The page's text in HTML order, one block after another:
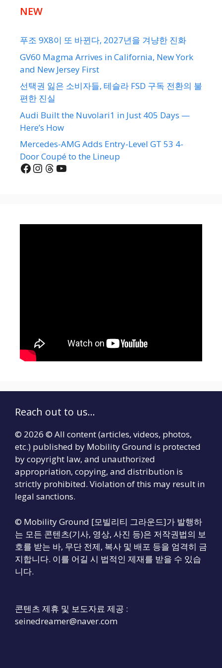
NEW
푸조 9X8이 또 바뀐다, 2027년을 겨냥한 진화
GV60 Magma Arrives in California, New York
and New Jersey First
선택권 잃은 소비자들, 테슬라 FSD 구독 전환의 불
편한 진실
Audi Built the Nuvolari1 in Just 405 Days —
Here’s How
Mercedes-AMG Adds Entry-Level GT 53 4-
Door Coupé to the Lineup
Facebook
Instagram
Threads
YouTube
Reach out to us...
© 2026 © All content (articles, videos, photos,
etc.) published by Mobility Ground is protected
by copyright law, and unauthorized
appropriation, copying, and distribution is
strictly prohibited. Violation of this may result in
legal sanctions.
© Mobility Ground [모빌리티 그라운드]가 발행하
는 모든 콘텐츠(기사, 영상, 사진 등)은 저작권법의 보
호를 받는 바, 무단 전제, 복사 및 배포 등을 엄격히 금
지합니다. 이를 어길 시 법적인 제재를 받을 수 있습
니다.
콘텐츠 제휴 및 보도자료 제공 :
seinedreamer@naver.com